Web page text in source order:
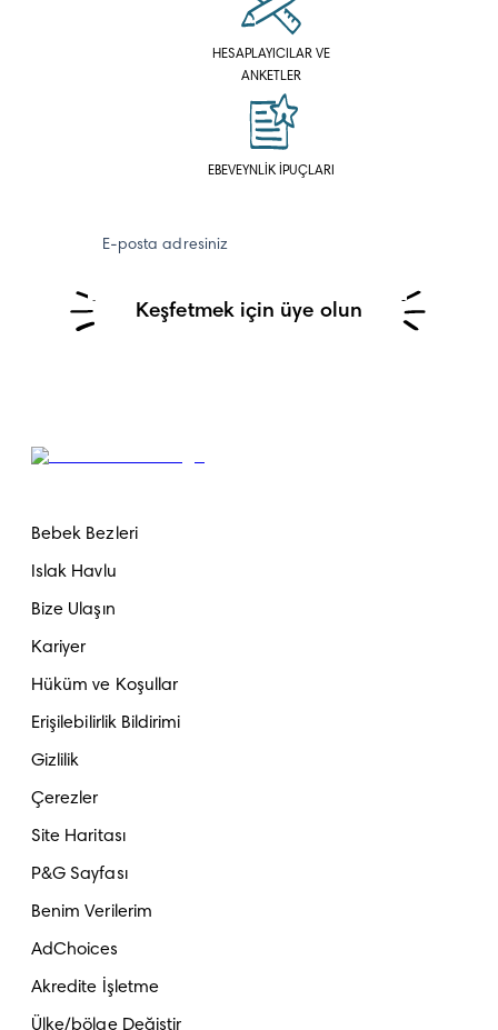
HESAPLAYICILAR VE
ANKETLER
EBEVEYNLİK İPUÇLARI
E-posta adresiniz
Keşfetmek için üye olun
Bebek Bezleri
Islak Havlu
Bize Ulaşın
Kariyer
Hüküm ve Koşullar
Erişilebilirlik Bildirimi
Gizlilik
Çerezler
Site Haritası
P&G Sayfası
Benim Verilerim
AdChoices
Akredite İşletme
Ülke/bölge Değiştir